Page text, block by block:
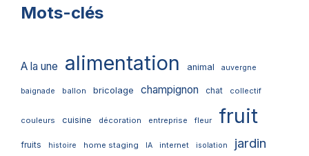
Mots-clés
A la une alimentation animal auvergne
baignade ballon bricolage champignon chat collectif
couleurs cuisine décoration entreprise fleur fruit
fruits histoire home staging IA internet isolation jardin